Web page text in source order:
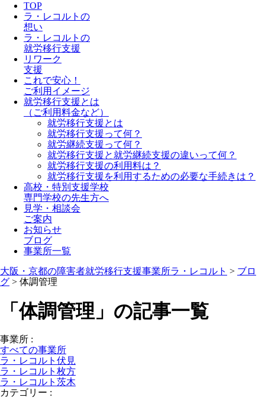
TOP
ラ・レコルトの
想い
ラ・レコルトの
就労移行支援
リワーク
支援
これで安心！
ご利用イメージ
就労移行支援とは
（ご利用料金など）
就労移行支援とは
就労移行支援って何？
就労継続支援って何？
就労移行支援と就労継続支援の違いって何？
就労移行支援の利用料は？
就労移行支援を利用するための必要な手続きは？
高校・特別支援学校
専門学校の先生方へ
見学・相談会
ご案内
お知らせ
ブログ
事業所一覧
大阪・京都の障害者就労移行支援事業所ラ・レコルト > ブロ
グ > 体調管理
「体調管理」の記事一覧
事業所 :
すべての事業所
ラ・レコルト伏見
ラ・レコルト枚方
ラ・レコルト茨木
カテゴリー :